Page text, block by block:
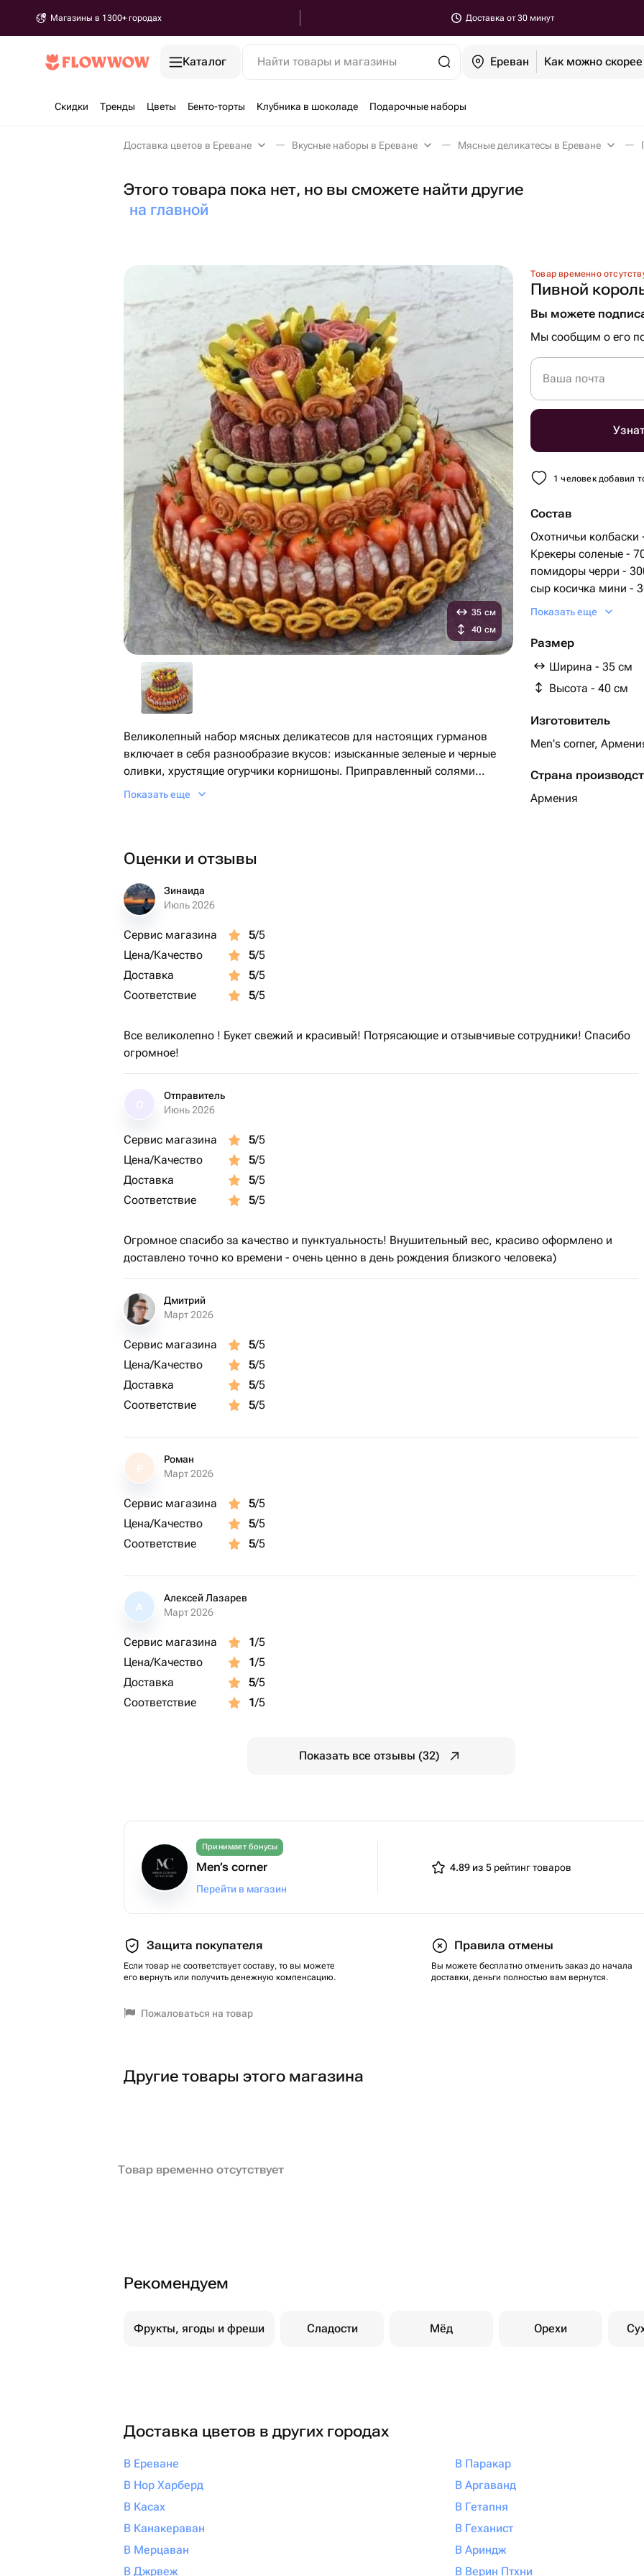
Магазины в 1300+ городах Доставка от 30 минут
Каталог Найти товары и магазины Ереван Как можно скорее
Скидки Тренды Цветы Бенто-торты Клубника в шоколаде Подарочные наборы
Доставка цветов в Ереване Вкусные наборы в Ереване Мясные деликатесы в Ереване
Этого товара пока нет, но вы сможете найти другие
на главной
Товар временно
Пивной
Вы можете
Мы сообщим о его
Ваша почта
1 человек добавил
Состав
Охотничьи колбаски
Крекеры соленые -
помидоры черри -
сыр косичка мини -
солями колбаса - 200
оливки черные - 200
сыр копченый
охотничьи колбаски
Показать еще
Размер
Ширина - 35 см
Высота - 40 см
Изготовитель
Men's corner,
Страна
Армения
35 см
40 см
Великолепный набор мясных деликатесов для настоящих гурманов
включает в себя разнообразие вкусов: изысканные зеленые и черные
оливки, хрустящие огурчики корнишоны. Приправленный солями
колбаса, сытные охотничьи колбаски и аппетитный кнакер круглый
черри. Пикантный сыр косичка мини и небольшие охотничьи колбаски
любого любителя мясных изделий.
Показать еще
Оценки и отзывы
Зинаида
Июль 2026
Сервис магазина 5/5
Цена/Качество
5/5
Доставка
5/5
Соответствие
5/5
Все великолепно ! Букет свежий и красивый! Потрясающие и отзывчивые сотрудники! Спасибо
огромное!
Отправитель
Июнь 2026
Сервис магазина 5/5
Цена/Качество
5/5
Доставка
5/5
Соответствие
5/5
Огромное спасибо за качество и пунктуальность! Внушительный вес, красиво оформлено и
доставлено точно ко времени - очень ценно в день рождения близкого человека)
Дмитрий
Март 2026
Сервис магазина 5/5
Цена/Качество
5/5
Доставка
5/5
Соответствие
5/5
Р
Роман
Март 2026
Сервис магазина 5/5
Цена/Качество
5/5
Соответствие
5/5
А
Алексей Лазарев
Март 2026
Сервис магазина 1/5
Цена/Качество
1/5
Доставка
5/5
Соответствие
1/5
Показать все отзывы (32)
Принимает бонусы
Men’s corner
Перейти в магазин
4.89 из 5 рейтинг товаров
Защита покупателя
Если товар не соответствует составу, то вы можете
его вернуть или получить денежную компенсацию.
Правила отмены
Вы можете бесплатно отменить заказ до начала
доставки, деньги полностью вам вернутся.
Пожаловаться на товар
Другие товары этого магазина
Товар временно отсутствует
Рекомендуем
Фрукты, ягоды и фреши Сладости Мёд Орехи
Доставка цветов в других городах
В Ереване
В Нор Харберд
В Касах
В Канакераван
В Мерцаван
В Джрвеж
В Паракар
В Аргаванд
В Гетапня
В Геханист
В Ариндж
В Верин Птхни